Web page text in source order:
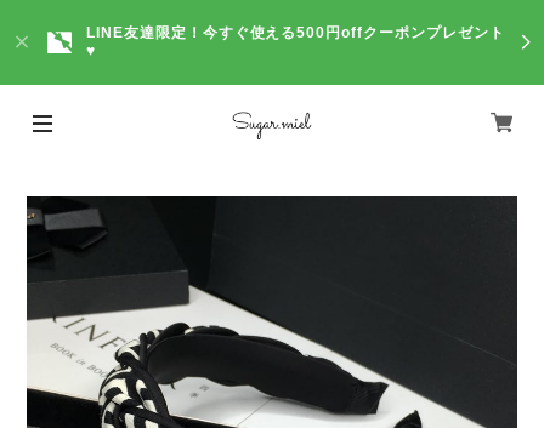
LINE友達限定！今すぐ使える500円offクーポンプレゼント
♥